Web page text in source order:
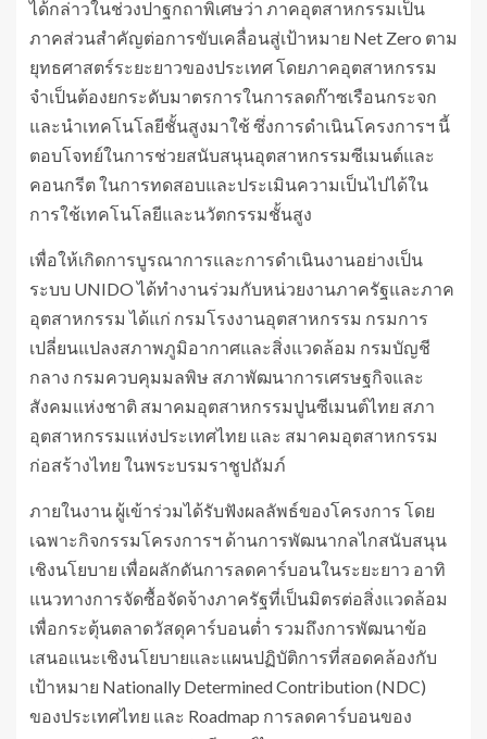
ได้กล่าวในช่วงปาฐกถาพิเศษว่า ภาคอุตสาหกรรมเป็น
ภาคส่วนสำคัญต่อการขับเคลื่อนสู่เป้าหมาย Net Zero ตาม
ยุทธศาสตร์ระยะยาวของประเทศ โดยภาคอุตสาหกรรม
จำเป็นต้องยกระดับมาตรการในการลดก๊าซเรือนกระจก
และนำเทคโนโลยีชั้นสูงมาใช้ ซึ่งการดำเนินโครงการฯ นี้
ตอบโจทย์ในการช่วยสนับสนุนอุตสาหกรรมซีเมนต์และ
คอนกรีต ในการทดสอบและประเมินความเป็นไปได้ใน
การใช้เทคโนโลยีและนวัตกรรมชั้นสูง
เพื่อให้เกิดการบูรณาการและการดำเนินงานอย่างเป็น
ระบบ UNIDO ได้ทำงานร่วมกับหน่วยงานภาครัฐและภาค
อุตสาหกรรม ได้แก่ กรมโรงงานอุตสาหกรรม กรมการ
เปลี่ยนแปลงสภาพภูมิอากาศและสิ่งแวดล้อม กรมบัญชี
กลาง กรมควบคุมมลพิษ สภาพัฒนาการเศรษฐกิจและ
สังคมแห่งชาติ สมาคมอุตสาหกรรมปูนซีเมนต์ไทย สภา
อุตสาหกรรมแห่งประเทศไทย และ สมาคมอุตสาหกรรม
ก่อสร้างไทย ในพระบรมราชูปถัมภ์
ภายในงาน ผู้เข้าร่วมได้รับฟังผลลัพธ์ของโครงการ โดย
เฉพาะกิจกรรมโครงการฯ ด้านการพัฒนากลไกสนับสนุน
เชิงนโยบาย เพื่อผลักดันการลดคาร์บอนในระยะยาว อาทิ
แนวทางการจัดซื้อจัดจ้างภาครัฐที่เป็นมิตรต่อสิ่งแวดล้อม
เพื่อกระตุ้นตลาดวัสดุคาร์บอนต่ำ รวมถึงการพัฒนาข้อ
เสนอแนะเชิงนโยบายและแผนปฏิบัติการที่สอดคล้องกับ
เป้าหมาย Nationally Determined Contribution (NDC)
ของประเทศไทย และ Roadmap การลดคาร์บอนของ